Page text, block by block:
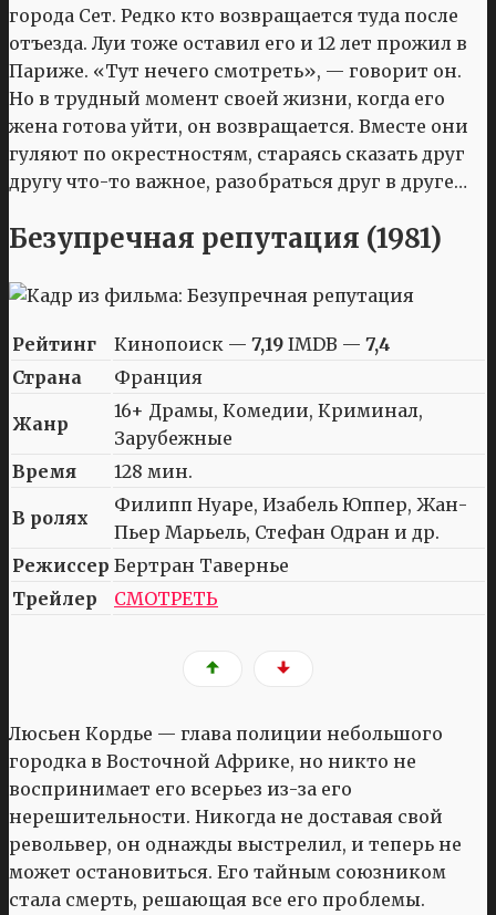
города Сет. Редко кто возвращается туда после
отъезда. Луи тоже оставил его и 12 лет прожил в
Париже. «Тут нечего смотреть», — говорит он.
Но в трудный момент своей жизни, когда его
жена готова уйти, он возвращается. Вместе они
гуляют по окрестностям, стараясь сказать друг
другу что-то важное, разобраться друг в друге…
Безупречная репутация (1981)
Рейтинг Кинопоиск — 7,19 IMDB — 7,4
Страна
Франция
Жанр
16+ Драмы, Комедии, Криминал,
Зарубежные
Время
128 мин.
В ролях
Филипп Нуаре, Изабель Юппер, Жан-
Пьер Марьель, Стефан Одран и др.
Режиссер Бертран Тавернье
Трейлер
СМОТРЕТЬ
Люсьен Кордье — глава полиции небольшого
городка в Восточной Африке, но никто не
воспринимает его всерьез из-за его
нерешительности. Никогда не доставая свой
револьвер, он однажды выстрелил, и теперь не
может остановиться. Его тайным союзником
стала смерть, решающая все его проблемы.